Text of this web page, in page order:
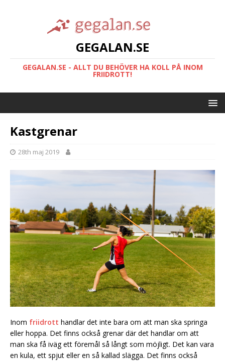
GEGALAN.SE
GEGALAN.SE - ALLT DU BEHÖVER HA KOLL PÅ INOM
FRIIDROTT!
Kastgrenar
28th maj 2019
Inom friidrott handlar det inte bara om att man ska springa
eller hoppa. Det finns också grenar där det handlar om att
man ska få iväg ett föremål så långt som möjligt. Det kan vara
en kula, ett spjut eller en så kallad slägga. Det finns också